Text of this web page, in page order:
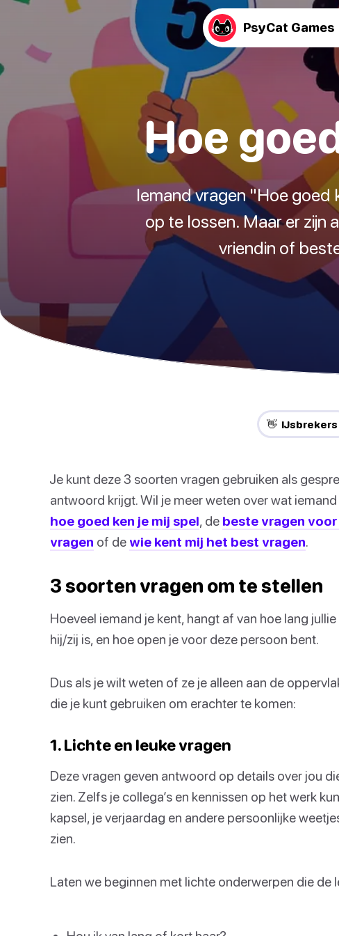
PsyCat Games
Hoe
Iemand vragen "Hoe goed
op te lossen. Maar er zijn
vriendin of
👋 IJsbrekers
Je kunt deze 3 soorten vragen gebruiken als
antwoord krijgt. Wil je meer weten over wat
hoe goed ken je mij spel, de beste vragen
vragen of de wie kent mij het best vragen.
3 soorten vragen om te stellen
Hoeveel iemand je kent, hangt af van hoe lang
hij/zij is, en hoe open je voor deze persoon bent.
Dus als je wilt weten of ze je alleen aan de
die je kunt gebruiken om erachter te komen:
1. Lichte en leuke vragen
Deze vragen geven antwoord op details over jou
zien. Zelfs je collega’s en kennissen op het werk
kapsel, je verjaardag en andere persoonlijke
zien.
Laten we beginnen met lichte onderwerpen die de